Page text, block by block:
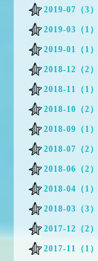
2019-07（3）
2019-03（1）
2019-01（1）
2018-12（2）
2018-11（1）
2018-10（2）
2018-09（1）
2018-07（2）
2018-06（2）
2018-04（1）
2018-03（3）
2017-12（2）
2017-11（1）